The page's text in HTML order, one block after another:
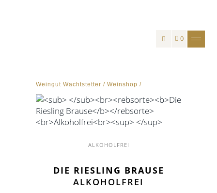
0
Weingut Wachtstetter / Weinshop /
ALKOHOLFREI
DIE RIESLING BRAUSE
ALKOHOLFREI